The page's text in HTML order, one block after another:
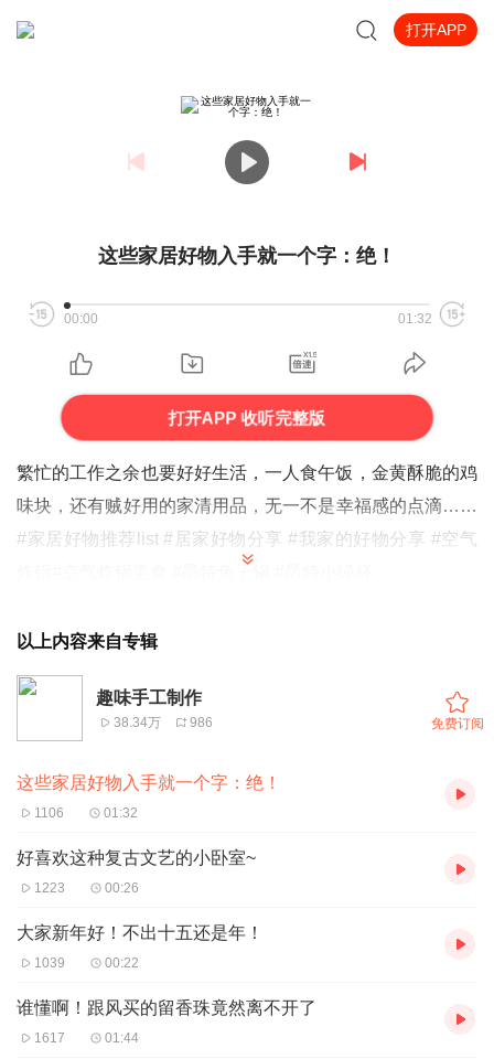
打开APP
这些家居好物入手就一个字：绝！
00:00 01:32
打开APP 收听完整版
繁忙的工作之余也要好好生活，一人食午饭，金黄酥脆的鸡
味块，还有贼好用的家清用品，无一不是幸福感的点滴……
#家居好物推荐list #居家好物分享 #我家的好物分享 #空气
以上内容来自专辑
趣味手工制作
38.34万 986 免费订阅
这些家居好物入手就一个字：绝！
1106 01:32
好喜欢这种复古文艺的小卧室~
1223 00:26
大家新年好！不出十五还是年！
1039 00:22
谁懂啊！跟风买的留香珠竟然离不开了
1617 01:44